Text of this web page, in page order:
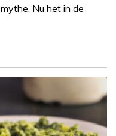
Nu het in de